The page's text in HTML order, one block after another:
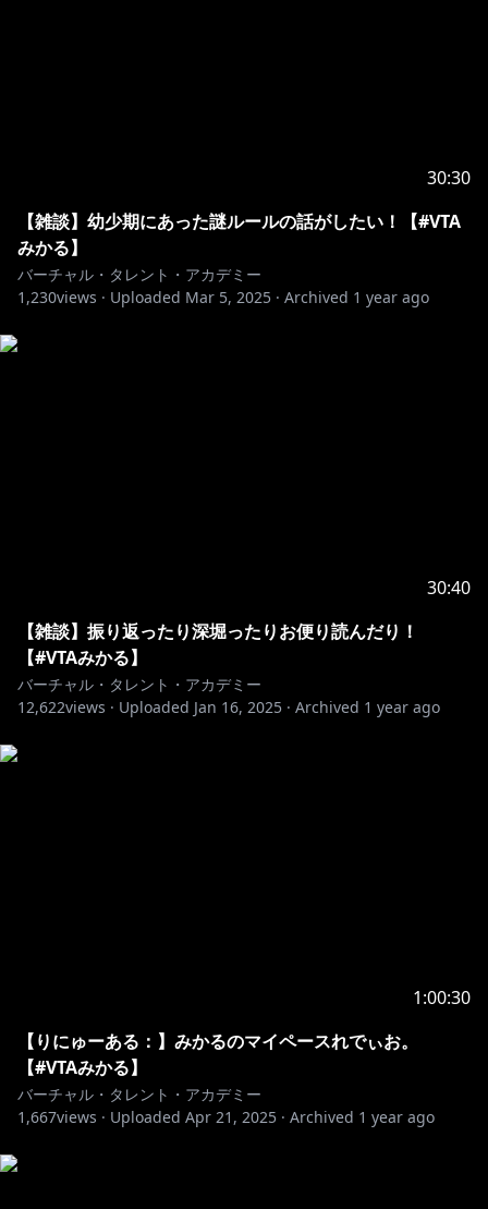
30:30
【雑談】幼少期にあった謎ルールの話がしたい！【#VTA
みかる】
バーチャル・タレント・アカデミー
1,230views · Uploaded Mar 5, 2025 · Archived 1 year ago
30:40
【雑談】振り返ったり深堀ったりお便り読んだり！
【#VTAみかる】
バーチャル・タレント・アカデミー
12,622views · Uploaded Jan 16, 2025 · Archived 1 year ago
1:00:30
【りにゅーある：】みかるのマイペースれでぃお。
【#VTAみかる】
バーチャル・タレント・アカデミー
1,667views · Uploaded Apr 21, 2025 · Archived 1 year ago